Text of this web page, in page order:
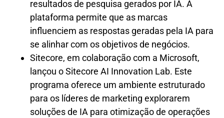
resultados de pesquisa gerados por IA. A
plataforma permite que as marcas
influenciem as respostas geradas pela IA para
se alinhar com os objetivos de negócios.
Sitecore, em colaboração com a Microsoft,
lançou o Sitecore AI Innovation Lab. Este
programa oferece um ambiente estruturado
para os líderes de marketing explorarem
soluções de IA para otimização de operações